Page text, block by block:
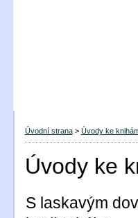
Úvodní strana> Úvody ke
Úvody ke
S laskavým